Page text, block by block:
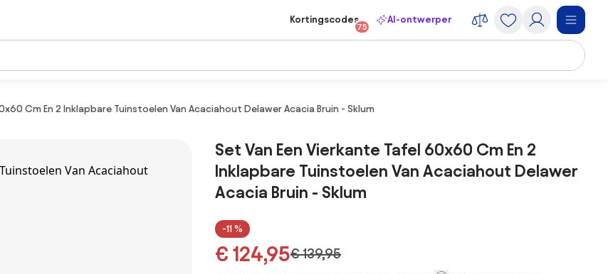
Kortingscodes
75
AI-ontwerper
Cm En 2 Inklapbare Tuinstoelen Van Acaciahout Delawer Acacia Bruin - Sklum
Set Van Een Vierkante Tafel 60x60 Cm En 2
Inklapbare Tuinstoelen Van Acaciahout Delawer
Acacia Bruin - Sklum
-11 %
€ 124,95€ 139,95